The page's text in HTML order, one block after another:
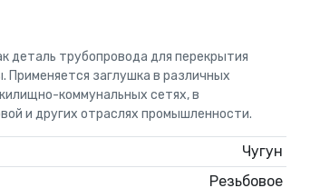
деталь трубопровода для перекрытия
Применяется заглушка в различных
коммунальных сетях, в
и других отраслях промышленности.
Чугун
Резьбовое